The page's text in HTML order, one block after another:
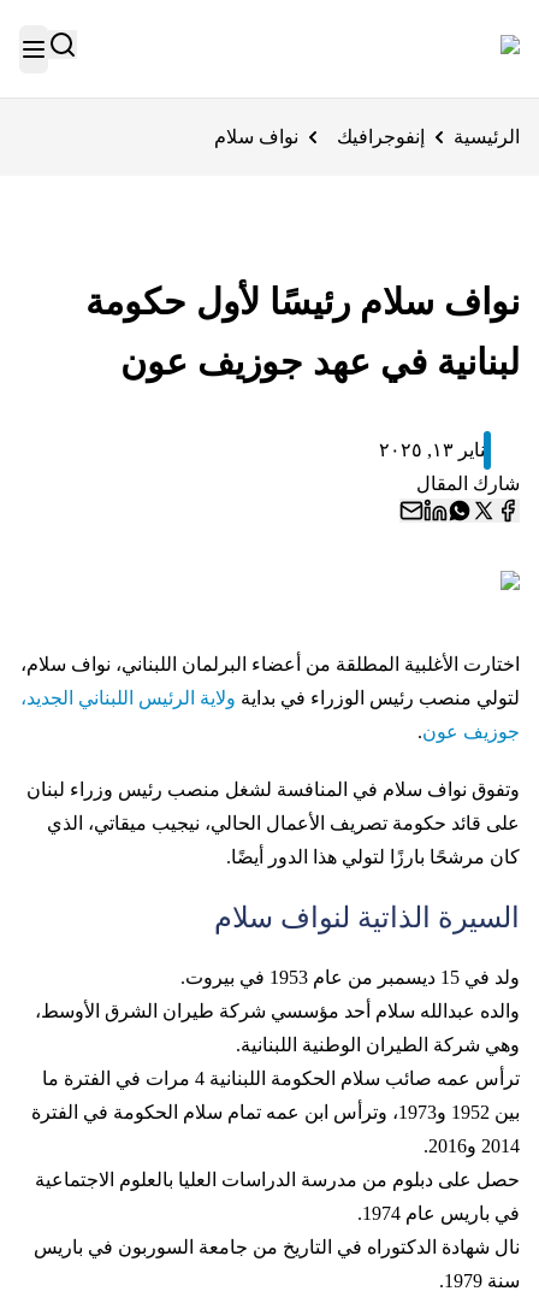
الرئيسية إنفوجرافيك نواف سلام
نواف سلام رئيسًا لأول حكومة
لبنانية في عهد جوزيف عون
يناير ١٣, ٢٠٢٥
شارك المقال
اختارت الأغلبية المطلقة من أعضاء البرلمان اللبناني، نواف سلام،
لتولي منصب رئيس الوزراء في بداية ولاية الرئيس اللبناني الجديد،
جوزيف عون.
وتفوق نواف سلام في المنافسة لشغل منصب رئيس وزراء لبنان
على قائد حكومة تصريف الأعمال الحالي، نيجيب ميقاتي، الذي
كان مرشحًا بارزًا لتولي هذا الدور أيضًا.
السيرة الذاتية لنواف سلام
ولد في 15 ديسمبر من عام 1953 في بيروت.
والده عبدالله سلام أحد مؤسسي شركة طيران الشرق الأوسط،
وهي شركة الطيران الوطنية اللبنانية.
ترأس عمه صائب سلام الحكومة اللبنانية 4 مرات في الفترة ما
بين 1952 و1973، وترأس ابن عمه تمام سلام الحكومة في الفترة
2014 و2016.
حصل على دبلوم من مدرسة الدراسات العليا بالعلوم الاجتماعية
في باريس عام 1974.
نال شهادة الدكتوراه في التاريخ من جامعة السوربون في باريس
سنة 1979.